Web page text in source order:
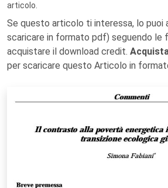
articolo.
Se questo articolo ti interessa, lo puoi
scaricare in formato pdf) seguendo le
acquistare il download credit.
per scaricare questo Articolo in